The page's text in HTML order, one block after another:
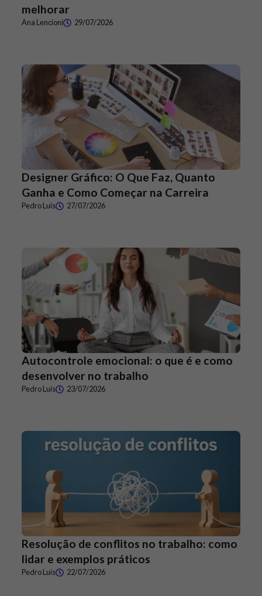
melhorar
Ana Lencioni 29/07/2026
Designer Gráfico: O Que Faz, Quanto
Ganha e Como Começar na Carreira
Pedro Luis 27/07/2026
Autocontrole emocional: o que é e como
desenvolver no trabalho
Pedro Luis 23/07/2026
Resolução de conflitos no trabalho: como
lidar e exemplos práticos
Pedro Luis 22/07/2026